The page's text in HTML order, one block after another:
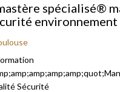
spécialisé®
environnement
Sécurité